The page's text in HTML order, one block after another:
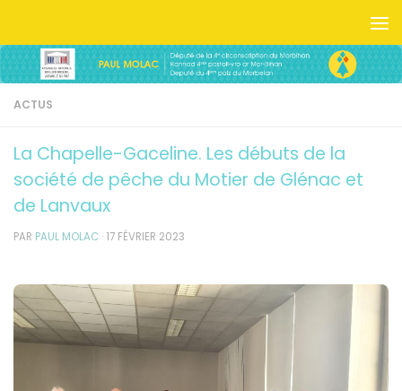
ACTUS
La Chapelle-Gaceline. Les débuts de la
société de pêche du Motier de Glénac et
de Lanvaux
PAR PAUL MOLAC · 17 FÉVRIER 2023